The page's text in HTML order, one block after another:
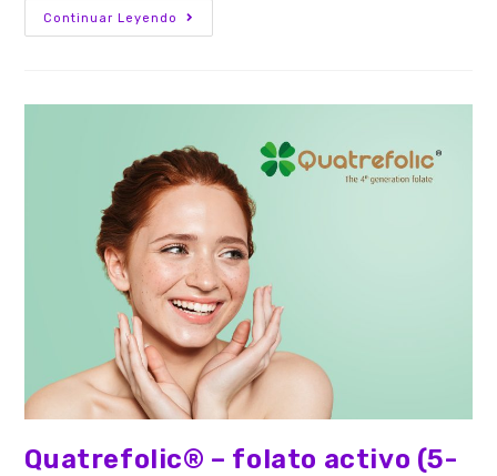
Continuar Leyendo
Quatrefolic® – folato activo (5-